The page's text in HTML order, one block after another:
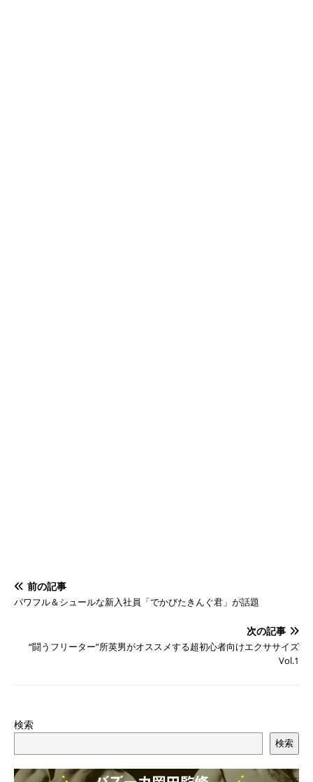
前の記事
パワフル＆シュールな新入社員「でかびたきんぐ君」が話題
次の記事
“闘うフリーター”所英男がオススメする超初心者向けエクササイズ
Vol.1
検索
検索